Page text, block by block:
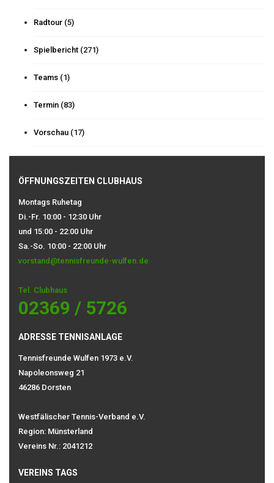
Radtour (5)
Spielbericht (271)
Teams (1)
Termin (83)
Vorschau (17)
ÖFFNUNGSZEITEN CLUBHAUS
Montags Ruhetag
Di.-Fr. 10:00 - 12:30 Uhr
und 15:00 - 22:00 Uhr
Sa.-So. 10:00 - 22:00 Uhr
vorstand@tennisfreunde-wulfen.de
Tel. Clubhaus
02369 / 5726
ADRESSE TENNISANLAGE
Tennisfreunde Wulfen 1973 e.V.
Napoleonsweg 21
46286 Dorsten
Westfälischer Tennis-Verband e.V.
Region: Münsterland
Vereins Nr.: 2041212
VEREINS TAGS